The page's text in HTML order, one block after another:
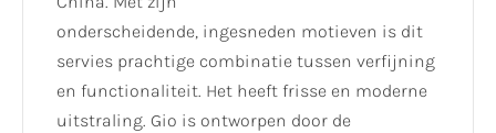
onderscheidende, ingesneden motieven is dit
servies prachtige combinatie tussen verfijning
en functionaliteit. Het heeft frisse en moderne
uitstraling. Gio is ontworpen door de